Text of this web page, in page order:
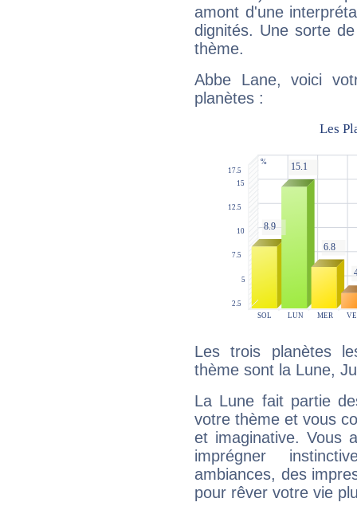
amont d'une
dignités. Une sorte
thème.
Abbe Lane, voici
planètes :
Les trois planètes
thème sont la Lune,
La Lune fait partie
votre thème et vous
et imaginative. Vous
imprégner
ambiances, des
pour rêver votre vie